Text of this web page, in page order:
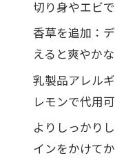
切り身やエビ
香草を追加：
えると爽やかな
乳製品アレル
レモンで代用可
よりしっかり
インをかけて